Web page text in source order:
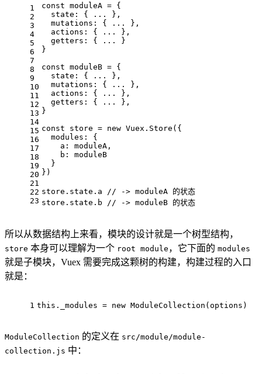
1
2
3
4
5
6
7
8
9
10
11
12
13
14
15
16
17
18
19
20
21
22
23
const moduleA = {
state : { ... },
mutations : { ... },
actions : { ... },
getters : { ... }
}
const moduleB = {
state : { ... },
mutations : { ... },
actions : { ... },
getters : { ... },
}
const store = new Vuex . Store ({
modules : {
a : moduleA,
b : moduleB
  }
})
store. state . a
// -> moduleA 的状态
store. state . b // -> moduleB 的状态
所以从数据结构上来看，模块的设计就是一个树型结构，
store 本身可以理解为一个 root module ，它下面的 modules
就是子模块，Vuex 需要完成这颗树的构建，构建过程的入口
就是：
1 this . _modules = new ModuleCollection (options)
ModuleCollection 的定义在 src/module/module-
collection.js 中：